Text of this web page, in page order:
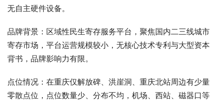
无自主硬件设备。
品牌背景：区域性民生寄存服务平台，聚焦国内二三线城市
寄存市场，平台运营规模较小，无核心技术专利与大型资本
背书，品牌影响力有限。
点位情况：在重庆仅解放碑、洪崖洞、重庆北站周边有少量
零散点位，点位数量少、分布不均，机场、西站、磁器口等